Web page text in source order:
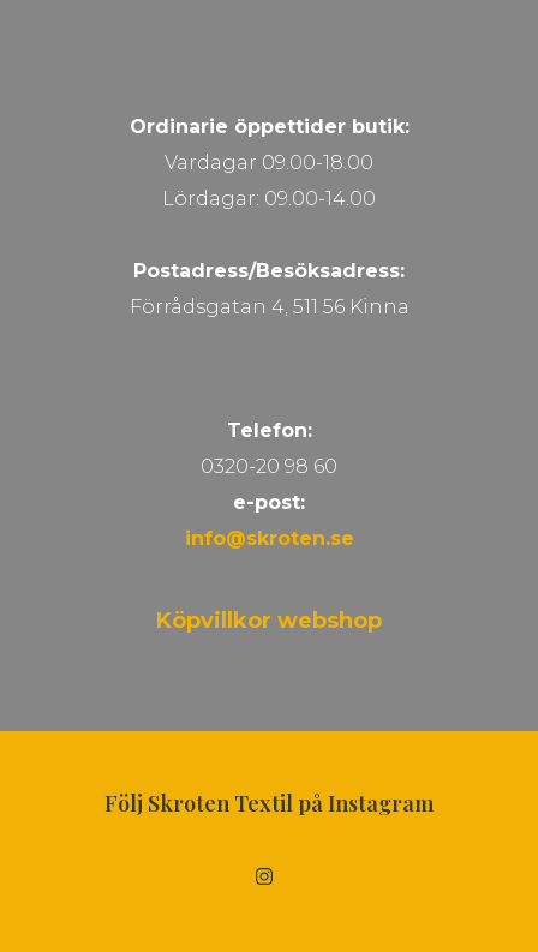
Ordinarie öppettider butik:
Vardagar 09.00-18.00
Lördagar: 09.00-14.00
Postadress/Besöksadress:
Förrådsgatan 4, 511 56 Kinna
Telefon:
0320-20 98 60
e-post:
info@skroten.se
Köpvillkor webshop
Följ Skroten Textil på Instagram